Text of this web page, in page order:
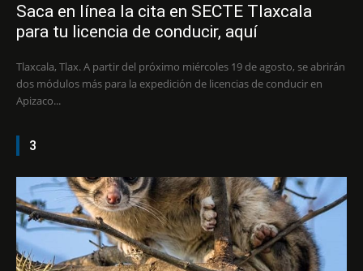
Saca en línea la cita en SECTE Tlaxcala
para tu licencia de conducir, aquí
Tlaxcala, Tlax. A partir del próximo miércoles 19 de agosto, se abrirán
dos módulos más para la expedición de licencias de conducir en
Apizaco...
3